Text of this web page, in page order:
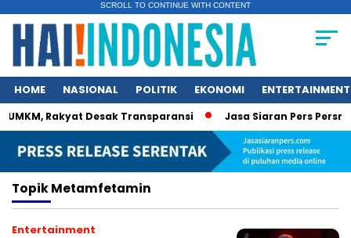
SCROLL TO CONTINUE WITH CONTENT
HOME NASIONAL POLITIK EKONOMI ENTERTAINMENT
Rakyat Desak Transparansi Jasa Siaran Pers
TopikMetamfetamin
Entertainment